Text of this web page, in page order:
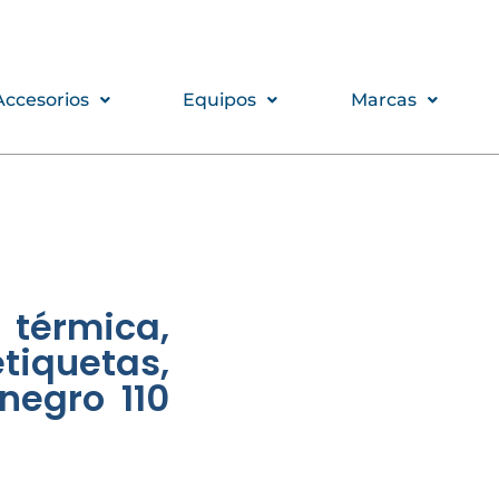
Equipos Marcas
110